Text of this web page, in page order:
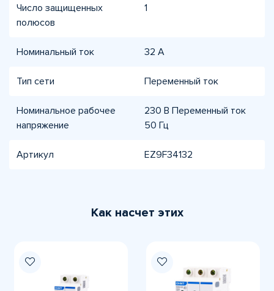
Число защищенных
полюсов
1
Номинальный ток 32 A
Тип сети Переменный ток
Номинальное рабочее
напряжение
230 В Переменный ток
50 Гц
Артикул EZ9F34132
Как насчет этих